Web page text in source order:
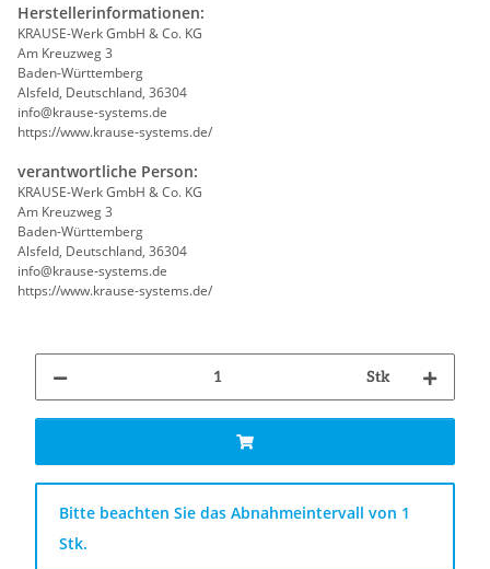
Herstellerinformationen:
KRAUSE-Werk GmbH & Co. KG
Am Kreuzweg 3
Baden-Württemberg
Alsfeld, Deutschland, 36304
info@krause-systems.de
https://www.krause-systems.de/
verantwortliche Person:
KRAUSE-Werk GmbH & Co. KG
Am Kreuzweg 3
Baden-Württemberg
Alsfeld, Deutschland, 36304
info@krause-systems.de
https://www.krause-systems.de/
Stk
x
Bitte beachten Sie das Abnahmeintervall von 1
Stk.